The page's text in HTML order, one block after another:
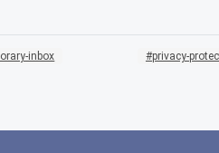
inbox privacy-